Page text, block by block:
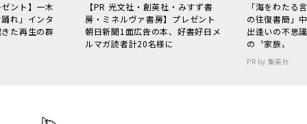
ント】一木
れ」インタ
た再生の群
【PR 光文社・創英社・みすず書
房・ミネルヴァ書房】プレゼント
朝日新聞1面広告の本、好書好日メ
ルマガ読者計20名様に
「海をわた
の往復書簡」
出逢いの不思
の〝家族〟
PR by 集英社